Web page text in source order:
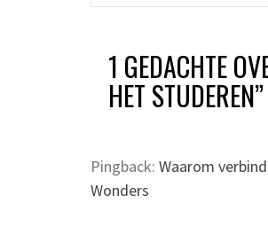
1 GEDACHTE
HET STUDEREN”
Pingback: Waarom
Wonders